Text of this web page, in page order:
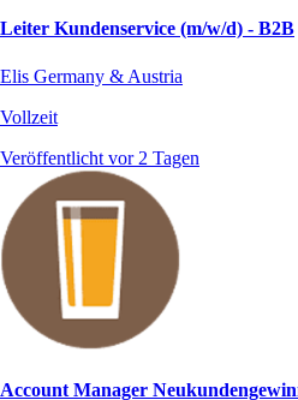
Leiter Kundenservice (m/w/d) - B2B
Elis Germany & Austria
Vollzeit
Veröffentlicht vor 2 Tagen
Account Manager